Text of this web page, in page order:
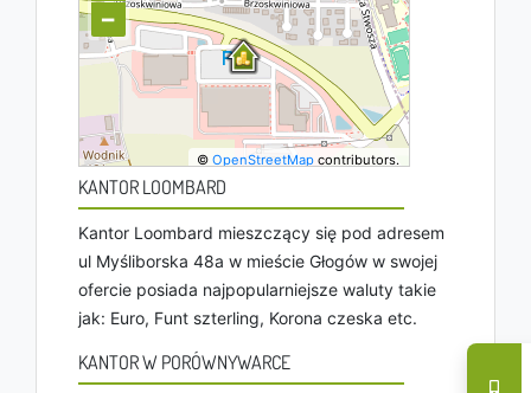
−
©OpenStreetMap contributors.
KANTOR LOOMBARD
Kantor Loombard mieszczący się pod adresem
ul Myśliborska 48a w mieście Głogów w swojej
ofercie posiada najpopularniejsze waluty takie
jak: Euro, Funt szterling, Korona czeska etc.
KANTOR W PORÓWNYWARCE